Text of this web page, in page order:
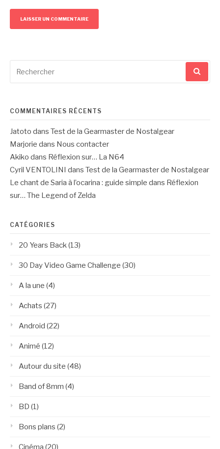
pour
COMMENTAIRES RÉCENTS
Jatoto dans Test de la Gearmaster de Nostalgear
Marjorie dans Nous contacter
Akiko dans Réflexion sur… La N64
Cyril VENTOLINI dans Test de la Gearmaster de Nostalgear
Le chant de Saria à l’ocarina : guide simple dans Réflexion
sur… The Legend of Zelda
CATÉGORIES
20 Years Back(13)
30 Day Video Game Challenge (30)
A la une (4)
Achats (27)
Android (22)
Animé (12)
Autour du site (48)
Band of 8mm (4)
BD (1)
Bons plans (2)
Cinéma (20)